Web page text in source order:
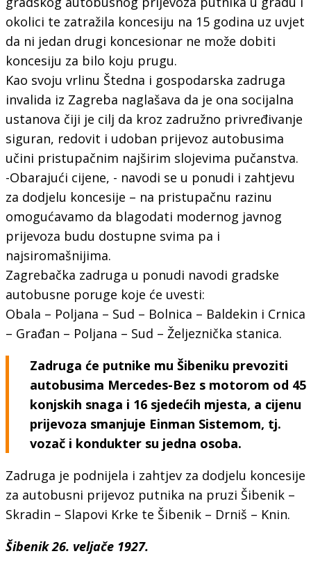
okolici te zatražila koncesiju na 15 godina uz uvjet
da ni jedan drugi koncesionar ne može dobiti
koncesiju za bilo koju prugu.
Kao svoju vrlinu Štedna i gospodarska zadruga
invalida iz Zagreba naglašava da je ona socijalna
ustanova čiji je cilj da kroz zadružno privređivanje
siguran, redovit i udoban prijevoz autobusima
učini pristupačnim najširim slojevima pučanstva.
-Obarajući cijene, - navodi se u ponudi i zahtjevu
za dodjelu koncesije – na pristupačnu razinu
omogućavamo da blagodati modernog javnog
prijevoza budu dostupne svima pa i
najsiromašnijima.
Zagrebačka zadruga u ponudi navodi gradske
autobusne poruge koje će uvesti:
Obala – Poljana – Sud – Bolnica – Baldekin i Crnica
– Građan – Poljana – Sud – Željeznička stanica.
Zadruga će putnike mu Šibeniku prevoziti
autobusima Mercedes-Bez s motorom od 45
konjskih snaga i 16 sjedećih mjesta, a cijenu
prijevoza smanjuje Einman Sistemom, tj.
vozač i kondukter su jedna osoba.
Zadruga je podnijela i zahtjev za dodjelu koncesije
za autobusni prijevoz putnika na pruzi Šibenik –
Skradin – Slapovi Krke te Šibenik – Drniš – Knin.
Šibenik 26. veljače 1927.